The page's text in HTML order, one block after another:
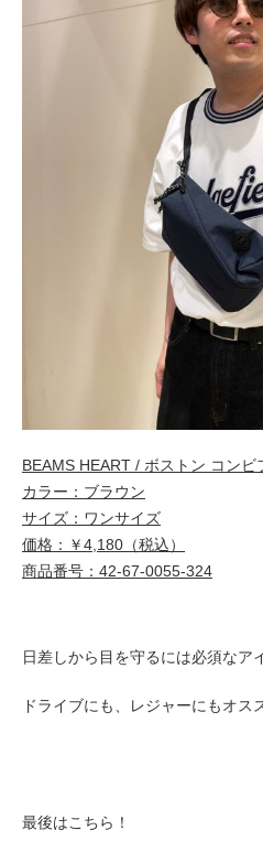
BEAMS HEART / ボストン コンビ
カラー：ブラウン
サイズ：ワンサイズ
価格：￥4,180（税込）
商品番号：42-67-0055-324
日差しから目を守るには必須なア
ドライブにも、レジャーにもオス
最後はこちら！